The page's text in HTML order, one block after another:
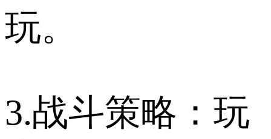
玩。
3.战斗策略：玩